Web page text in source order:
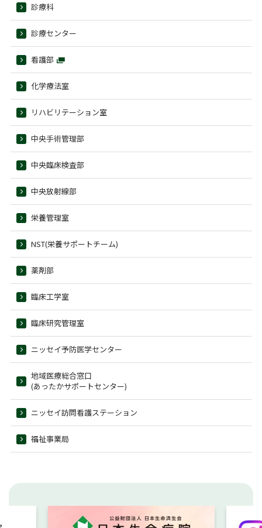
診療科
診療センター
看護部
化学療法室
リハビリテーション室
中央手術管理部
中央臨床検査部
中央放射線部
栄養管理室
NST(栄養サポートチーム)
薬剤部
臨床工学室
臨床研究管理室
ニッセイ予防医学センター
地域医療総合窓口
(あったかサポートセンター)
ニッセイ訪問看護ステーション
福祉事業局